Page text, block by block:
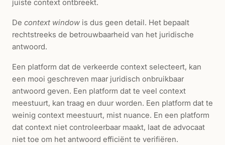
juiste context ontbreekt.
De context window is dus geen detail. Het bepaalt
rechtstreeks de betrouwbaarheid van het juridische
antwoord.
Een platform dat de verkeerde context selecteert, kan
een mooi geschreven maar juridisch onbruikbaar
antwoord geven. Een platform dat te veel context
meestuurt, kan traag en duur worden. Een platform dat te
weinig context meestuurt, mist nuance. En een platform
dat context niet controleerbaar maakt, laat de advocaat
niet toe om het antwoord efficiënt te verifiëren.